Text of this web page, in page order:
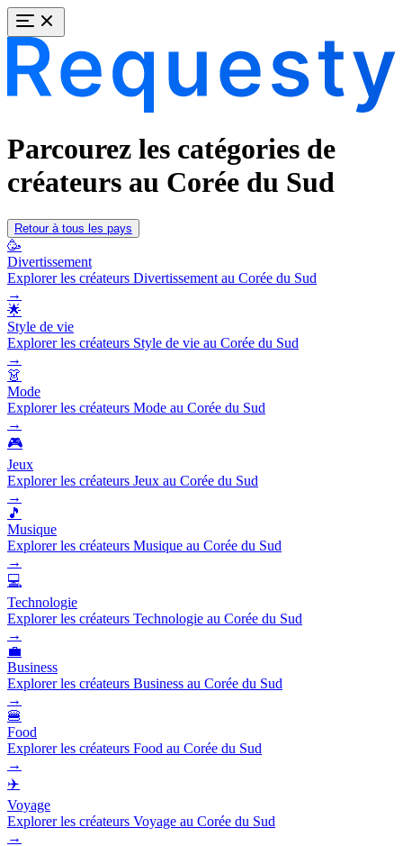
Parcourez les catégories de
créateurs au Corée du Sud
Retour à tous les pays
🥳
Divertissement
Explorer les créateurs Divertissement au Corée du Sud
→
🌟
Style de vie
Explorer les créateurs Style de vie au Corée du Sud
→
👗
Mode
Explorer les créateurs Mode au Corée du Sud
→
🎮
Jeux
Explorer les créateurs Jeux au Corée du Sud
→
🎵
Musique
Explorer les créateurs Musique au Corée du Sud
→
💻
Technologie
Explorer les créateurs Technologie au Corée du Sud
→
💼
Business
Explorer les créateurs Business au Corée du Sud
→
🍔
Food
Explorer les créateurs Food au Corée du Sud
→
✈️
Voyage
Explorer les créateurs Voyage au Corée du Sud
→